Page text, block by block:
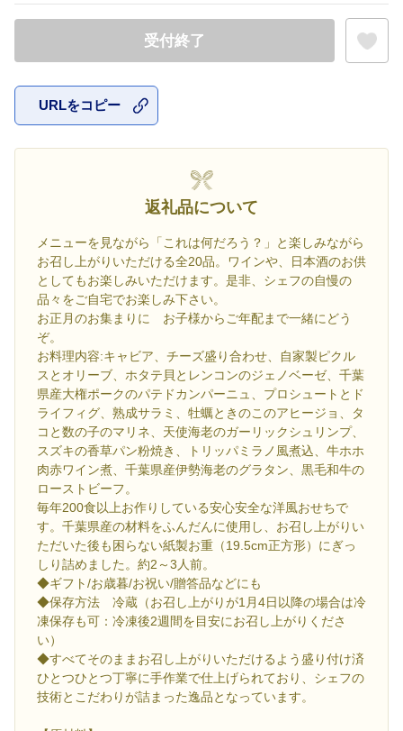
受付終了
URLをコピー
返礼品について
メニューを見ながら「これは何だろう？」と楽しみながら
お召し上がりいただける全20品。ワインや、日本酒のお供
としてもお楽しみいただけます。是非、シェフの自慢の
品々をご自宅でお楽しみ下さい。
お正月のお集まりに お子様からご年配まで一緒にどう
ぞ。
お料理内容:キャビア、チーズ盛り合わせ、自家製ピクル
スとオリーブ、ホタテ貝とレンコンのジェノベーゼ、千葉
県産大権ポークのパテドカンパーニュ、プロシュートとド
ライフィグ、熟成サラミ、牡蠣ときのこのアヒージョ、タ
コと数の子のマリネ、天使海老のガーリックシュリンプ、
スズキの香草パン粉焼き、トリッパミラノ風煮込、牛ホホ
肉赤ワイン煮、千葉県産伊勢海老のグラタン、黒毛和牛の
ローストビーフ。
毎年200食以上お作りしている安心安全な洋風おせちで
す。千葉県産の材料をふんだんに使用し、お召し上がりい
ただいた後も困らない紙製お重（19.5cm正方形）にぎっ
しり詰めました。約2～3人前。
◆ギフト/お歳暮/お祝い/贈答品などにも
◆保存方法 冷蔵（お召し上がりが1月4日以降の場合は冷
凍保存も可：冷凍後2週間を目安にお召し上がりくださ
い）
◆すべてそのままお召し上がりいただけるよう盛り付け済
ひとつひとつ丁寧に手作業で仕上げられており、シェフの
技術とこだわりが詰まった逸品となっています。